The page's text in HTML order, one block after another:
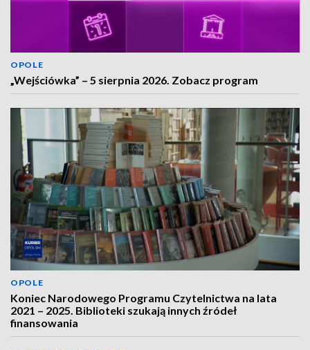
OPOLE
„Wejściówka” – 5 sierpnia 2026. Zobacz program
OPOLE
Koniec Narodowego Programu Czytelnictwa na lata
2021 – 2025. Biblioteki szukają innych źródeł
finansowania